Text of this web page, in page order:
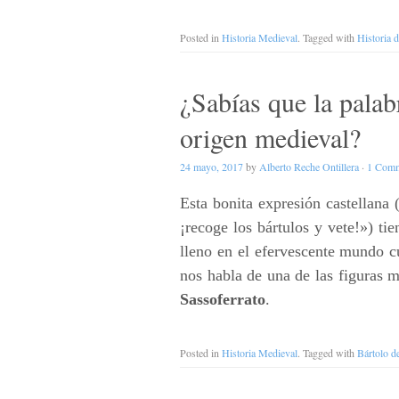
Posted in Historia Medieval. Tagged with Historia
¿Sabías que la
origen medieval?
24 mayo, 2017by Alberto Reche Ontillera · 1
Esta bonita expresión
¡recoge los bártulos y vete!»)
lleno en el efervescente mundo
nos habla de una de las figuras
Sassoferrato.
Posted in Historia Medieval. Tagged with Bártolo